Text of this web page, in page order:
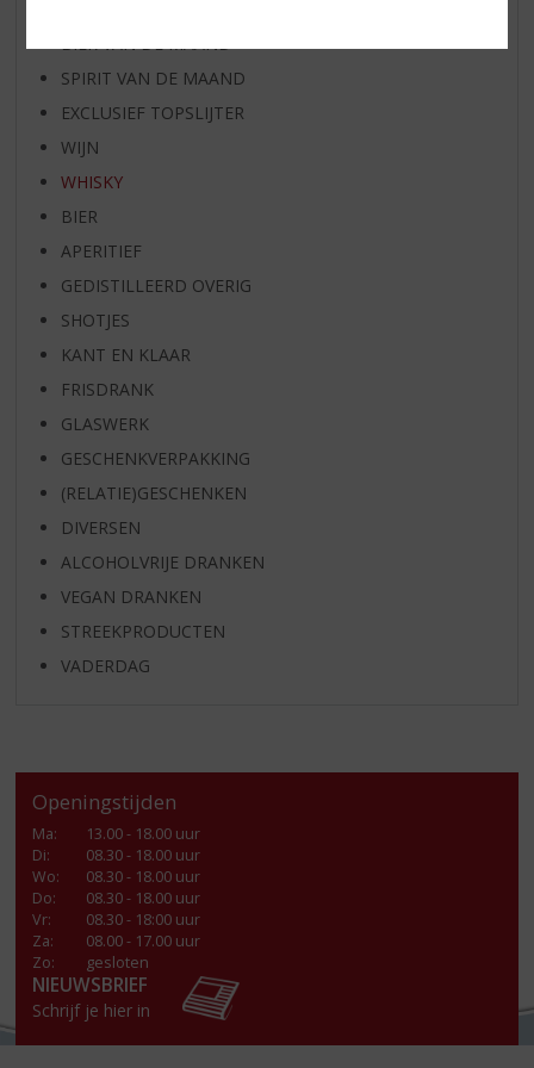
BIER VAN DE MAAND
SPIRIT VAN DE MAAND
EXCLUSIEF TOPSLIJTER
WIJN
WHISKY
BIER
APERITIEF
GEDISTILLEERD OVERIG
SHOTJES
KANT EN KLAAR
FRISDRANK
GLASWERK
GESCHENKVERPAKKING
(RELATIE)GESCHENKEN
DIVERSEN
ALCOHOLVRIJE DRANKEN
VEGAN DRANKEN
STREEKPRODUCTEN
VADERDAG
Openingstijden
Ma:
13.00 - 18.00 uur
Di:
08.30 - 18.00 uur
Wo:
08.30 - 18.00 uur
Do:
08.30 - 18.00 uur
Vr:
08.30 - 18:00 uur
Za:
08.00 - 17.00 uur
Zo:
gesloten
NIEUWSBRIEF
Schrijf je hier in